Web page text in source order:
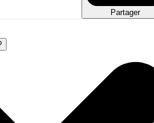
Partager